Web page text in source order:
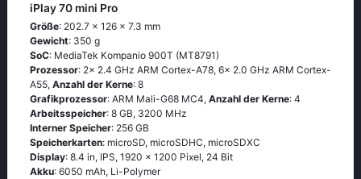
iPlay 70 mini Pro
Größe: 202.7 x 126 x 7.3 mm
Gewicht: 350 g
SoC: MediaTek Kompanio 900T (MT8791)
Prozessor: 2x 2.4 GHz ARM Cortex-A78, 6x 2.0 GHz ARM Cortex-
A55, Anzahl der Kerne: 8
Grafikprozessor: ARM Mali-G68 MC4, Anzahl der Kerne: 4
Arbeitsspeicher: 8 GB, 3200 MHz
Interner Speicher: 256 GB
Speicherkarten: microSD, microSDHC, microSDXC
Display: 8.4 in, IPS, 1920 x 1200 Pixel, 24 Bit
Akku: 6050 mAh, Li-Polymer